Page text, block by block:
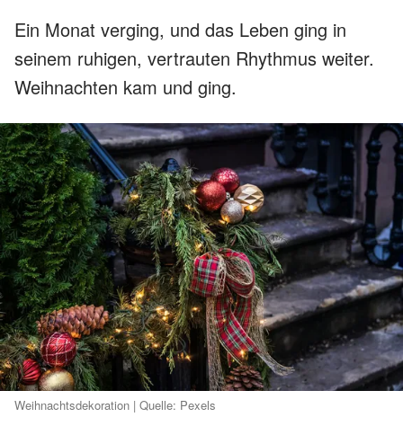
Ein Monat verging, und das Leben ging in
seinem ruhigen, vertrauten Rhythmus weiter.
Weihnachten kam und ging.
Weihnachtsdekoration | Quelle: Pexels